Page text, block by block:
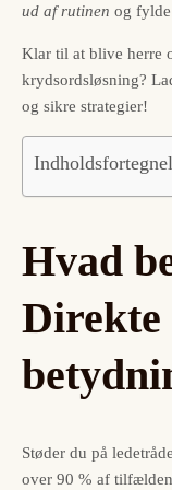
ud af rutinen og
Klar til at blive herre
krydsordsløsning?
og sikre strategier!
Hvad
Direkte
Støder du på
over 90 % af